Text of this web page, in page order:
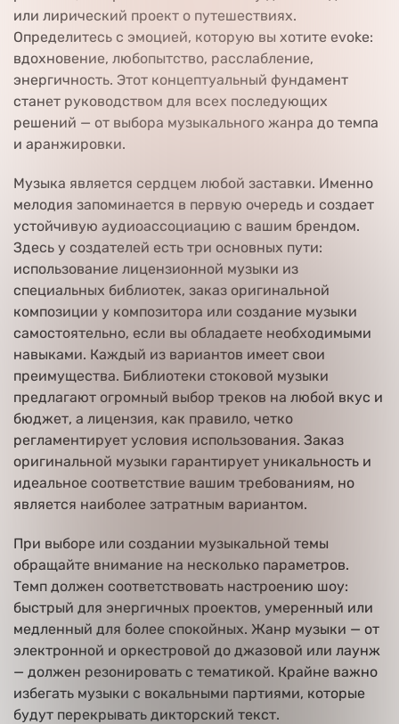
или лирический проект о путешествиях.
Определитесь с эмоцией, которую вы хотите evoke:
вдохновение, любопытство, расслабление,
энергичность. Этот концептуальный фундамент
станет руководством для всех последующих
решений — от выбора музыкального жанра до темпа
и аранжировки.
Музыка является сердцем любой заставки. Именно
мелодия запоминается в первую очередь и создает
устойчивую аудиоассоциацию с вашим брендом.
Здесь у создателей есть три основных пути:
использование лицензионной музыки из
специальных библиотек, заказ оригинальной
композиции у композитора или создание музыки
самостоятельно, если вы обладаете необходимыми
навыками. Каждый из вариантов имеет свои
преимущества. Библиотеки стоковой музыки
предлагают огромный выбор треков на любой вкус и
бюджет, а лицензия, как правило, четко
регламентирует условия использования. Заказ
оригинальной музыки гарантирует уникальность и
идеальное соответствие вашим требованиям, но
является наиболее затратным вариантом.
При выборе или создании музыкальной темы
обращайте внимание на несколько параметров.
Темп должен соответствовать настроению шоу:
быстрый для энергичных проектов, умеренный или
медленный для более спокойных. Жанр музыки — от
электронной и оркестровой до джазовой или лаунж
— должен резонировать с тематикой. Крайне важно
избегать музыки с вокальными партиями, которые
будут перекрывать дикторский текст.